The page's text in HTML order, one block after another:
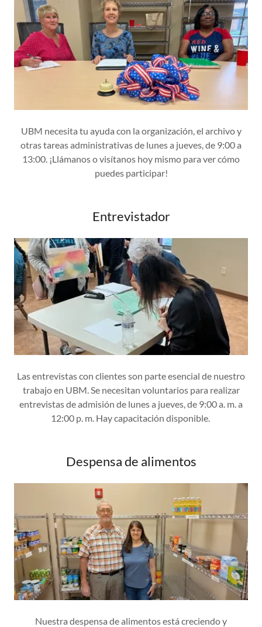
UBM necesita tu ayuda con la organización, el archivo y
otras tareas administrativas de lunes a jueves, de 9:00 a
13:00. ¡Llámanos o visítanos hoy mismo para ver cómo
puedes participar!
Entrevistador
Las entrevistas con clientes son parte esencial de nuestro
trabajo en UBM. Se necesitan voluntarios para realizar
entrevistas de admisión de lunes a jueves, de 9:00 a. m. a
12:00 p. m. Hay capacitación disponible.
Despensa de alimentos
Nuestra despensa de alimentos está creciendo y